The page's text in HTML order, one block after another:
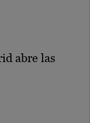
abre las